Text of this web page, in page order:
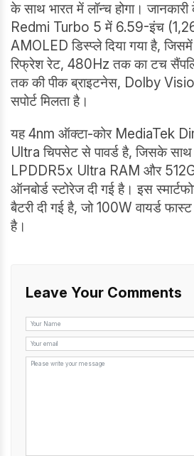
के साथ भारत में लॉन्च होगा।
Redmi Turbo 5 में 6.59-इंच
AMOLED डिस्प्ले दिया गया है,
रिफ्रेश रेट, 480Hz तक का टच
तक की पीक ब्राइटनेस, Dolby
सपोर्ट मिलता है।
यह 4nm ऑक्टा-कोर MediaTek
Ultra चिपसेट से पावर्ड है, जिसके
LPDDR5x Ultra RAM और
ऑनबोर्ड स्टोरेज दी गई है। इस
बैटरी दी गई है, जो 100W वायर्ड फास्ट
है।
Leave Your Comments